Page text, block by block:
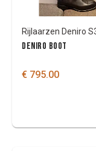
DENIRO BOOT
€ 795.00